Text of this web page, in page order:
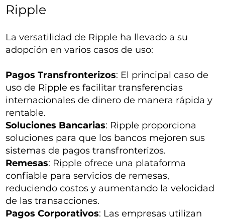
Ripple
La versatilidad de Ripple ha llevado a su
adopción en varios casos de uso:
Pagos Transfronterizos: El principal caso de
uso de Ripple es facilitar transferencias
internacionales de dinero de manera rápida y
rentable.
Soluciones Bancarias: Ripple proporciona
soluciones para que los bancos mejoren sus
sistemas de pagos transfronterizos.
Remesas: Ripple ofrece una plataforma
confiable para servicios de remesas,
reduciendo costos y aumentando la velocidad
de las transacciones.
Pagos Corporativos: Las empresas utilizan